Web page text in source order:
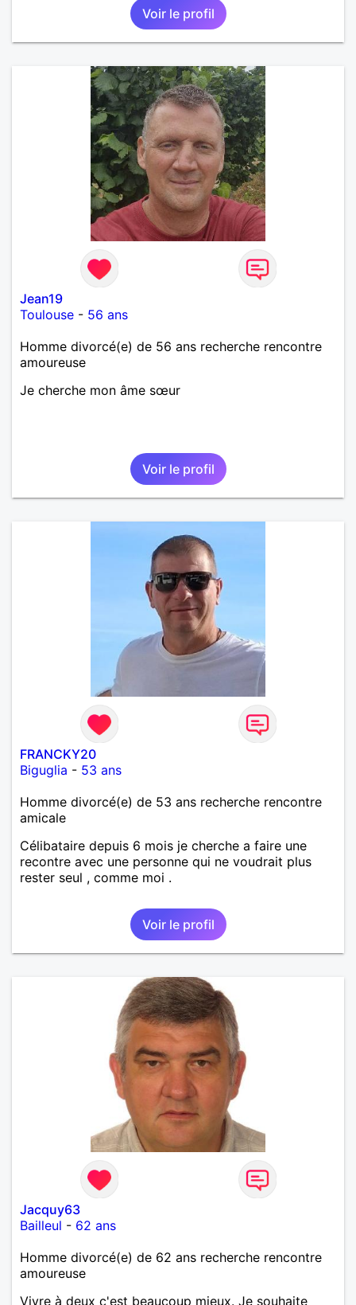
Voir le profil
Jean19
Toulouse - 56 ans
Homme divorcé(e) de 56 ans recherche rencontre
amoureuse
Je cherche mon âme sœur
Voir le profil
FRANCKY20
Biguglia - 53 ans
Homme divorcé(e) de 53 ans recherche rencontre
amicale
Célibataire depuis 6 mois je cherche a faire une
recontre avec une personne qui ne voudrait plus
rester seul , comme moi .
Voir le profil
Jacquy63
Bailleul - 62 ans
Homme divorcé(e) de 62 ans recherche rencontre
amoureuse
Vivre à deux c'est beaucoup mieux. Je souhaite